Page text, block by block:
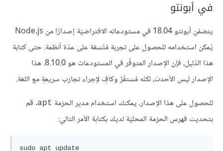
في أبونتو
يتضمّن أبونتو 18.04 في مستودعاته الافتراضيّة إصدارًا من Node.js
يُمكن استخدامه للحصول على تجربة مُتّسقة على عدّة أنظمة. حتى كتابة
هذا الدّليل، فإن الإصدار المتوفّر في المستودعات هو 8.10.0. هذا
الإصدار ليس الأحدث، لكنّه مُستقّرٌ وكافٍ لإجراء تجارب سريعةٍ مع اللغة.
للحصول على هذا الإصدار، يمكنك استخدام مدير الحزمة apt. قم
بتحديث فهرس الحزمة المحليّة لديك بكتابة الأمر التالي:
sudo apt update